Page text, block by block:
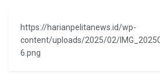
https://harianpelitanews.id/wp-
content/uploads/2025/02/
6.png